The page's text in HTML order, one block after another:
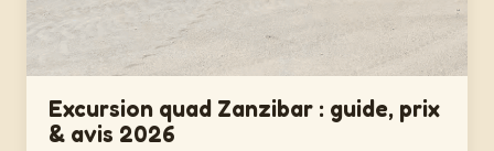
Excursion quad Zanzibar : guide, prix
& avis 2026